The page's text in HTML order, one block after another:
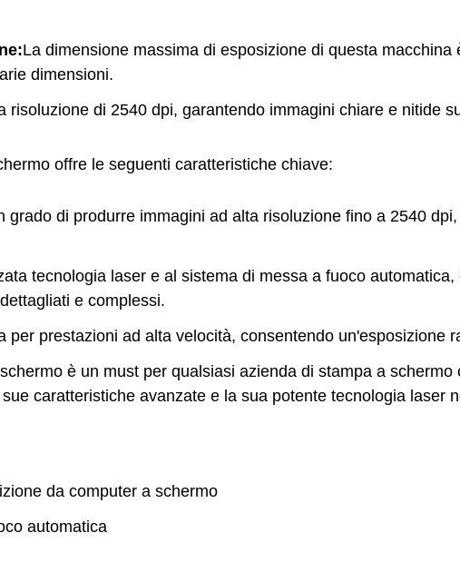
La dimensione massima di esposizione di questa
dimensioni.
risoluzione di 2540 dpi, garantendo immagini chiare e nitide
offre le seguenti caratteristiche chiave:
grado di produrre immagini ad alta risoluzione fino a 2540
tecnologia laser e al sistema di messa a fuoco
e complessi.
per prestazioni ad alta velocità, consentendo un'esposizione
è un must per qualsiasi azienda di stampa a
caratteristiche avanzate e la sua potente tecnologia laser
da computer a schermo
automatica